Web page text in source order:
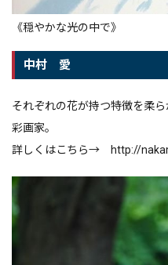
《穏やかな光の中で》
中村 愛
それぞれの花が持つ特徴を柔
彩画家。
詳しくはこちら→
http://